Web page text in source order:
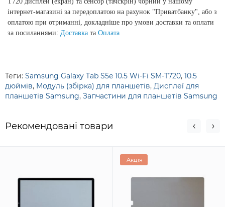
інтернет-магазині за передоплатою на рахунок "Приватбанку", або з
оплатою при отриманні, докладніше про умови доставки та оплати
за посиланнями: Доставка та Оплата
Теги: Samsung Galaxy Tab S5e 10.5 Wi-Fi SM-T720, 10.5
дюймів, Модуль (збірка) для планшетів, Дисплеї для
планшетів Samsung, Запчастини для планшетів Samsung
Рекомендовані товари
Акція